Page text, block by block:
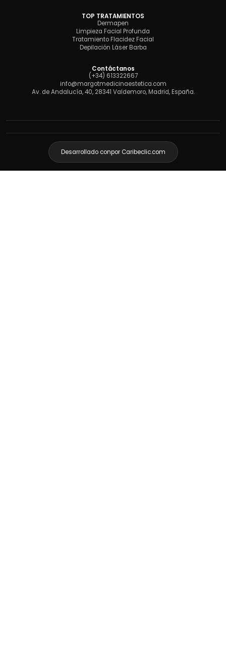
TOP TRATAMIENTOS
Dermapen
Limpieza Facial Profunda
Tratamiento Flacidez Facial
Depilación Láser Barba
Contáctanos
(+34) 613322667
info@margotmedicinaestetica.com
Av. de Andalucía, 40, 28341 Valdemoro, Madrid, España.
Desarrollado conpor Caribeclic.com